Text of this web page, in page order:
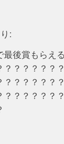
:
最後賞もらえ
？？？？？？
？？？？？？
？？？？？？